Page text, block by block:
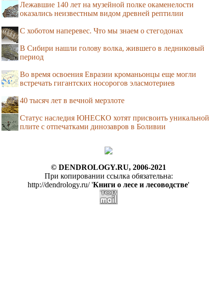
Лежавшие 140 лет на музейной полке окаменелости
оказались неизвестным видом древней рептилии
С хоботом наперевес. Что мы знаем о стегодонах
В Сибири нашли голову волка, жившего в ледниковый
период
Во время освоения Евразии кроманьонцы еще могли
встречать гигантских носорогов эласмотериев
40 тысяч лет в вечной мерзлоте
Статус наследия ЮНЕСКО хотят присвоить уникальной
плите с отпечатками динозавров в Боливии
© DENDROLOGY.RU, 2006-2021
При копировании ссылка обязательна:
http://dendrology.ru/ 'Книги о лесе и лесоводстве'